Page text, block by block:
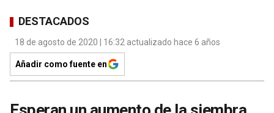
DESTACADOS
18 de agosto de 2020 | 16:32 actualizado hace 6 años
Añadir como fuente en